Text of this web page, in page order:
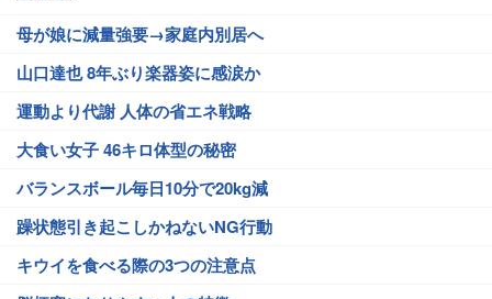
母が娘に減量強要→家庭内別居へ
山口達也 8年ぶり楽器姿に感涙か
運動より代謝 人体の省エネ戦略
大食い女子 46キロ体型の秘密
バランスボール毎日10分で20kg減
躁状態引き起こしかねないNG行動
キウイを食べる際の3つの注意点